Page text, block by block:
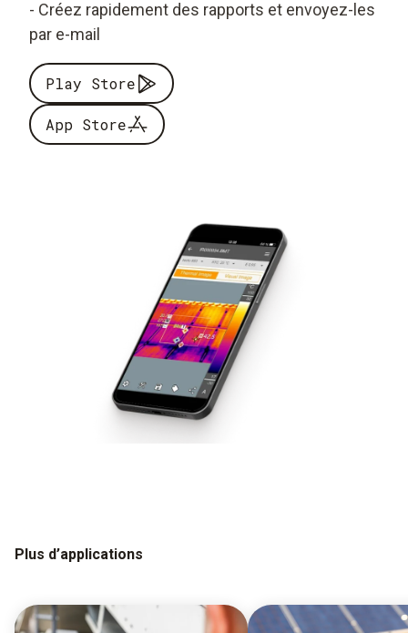
- Créez rapidement des rapports et envoyez-les
par e-mail
Play Store
App Store
Plus d’applications